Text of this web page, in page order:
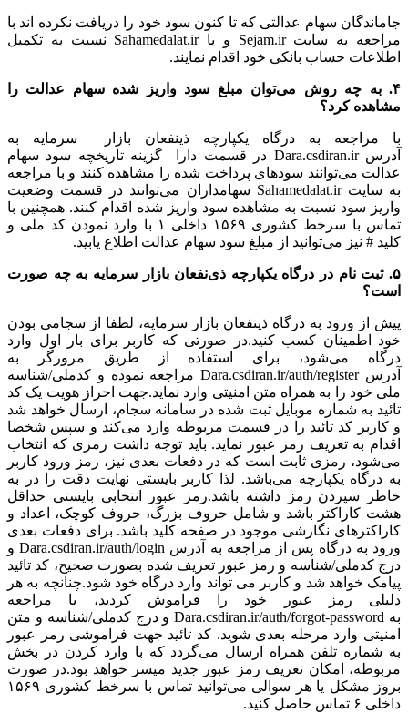
جاماندگان سهام عدالتی که تا کنون سود خود را دریافت نکرده اند با
مراجعه به سایت Sejam.ir و یا Sahamedalat.ir نسبت به تکمیل
اطلاعات حساب بانکی خود اقدام نمایند.
۴. به چه روش می‌توان مبلغ سود واریز شده سهام عدالت را
مشاهده کرد؟
با مراجعه به درگاه یکپارچه ذینفعان بازار سرمایه به
آدرس Dara.csdiran.ir در قسمت دارا گزینه تاریخچه سود سهام
عدالت می‌توانند سودهای پرداخت شده را مشاهده کنند و با مراجعه
به سایت Sahamedalat.ir سهامداران می‌توانند در قسمت وضعیت
واریز سود نسبت به مشاهده سود واریز شده اقدام کنند. همچنین با
تماس با سرخط کشوری ۱۵۶۹ داخلی ۱ با وارد نمودن کد ملی و
کلید # نیز می‌توانید از مبلغ سود سهام عدالت اطلاع یابید.
۵. ثبت نام در درگاه یکپارچه ذی‌نفعان بازار سرمایه به چه صورت
است؟
پیش از ورود به درگاه ذینفعان بازار سرمایه، لطفا از سجامی بودن
خود اطمینان کسب کنید.در صورتی که کاربر برای بار اول وارد
درگاه می‌شود، برای استفاده از طریق مرورگر به
آدرس Dara.csdiran.ir/auth/register مراجعه نموده و کدملی/شناسه
ملی خود را به همراه متن امنیتی وارد نماید.جهت احراز هویت یک کد
تائید به شماره موبایل ثبت شده در سامانه سجام، ارسال خواهد شد
و کاربر کد تائید را در قسمت مربوطه وارد می‌کند و سپس شخصا
اقدام به تعریف رمز عبور نماید. باید توجه داشت رمزی که انتخاب
می‌شود، رمزی ثابت است که در دفعات بعدی نیز، رمز ورود کاربر
به درگاه یکپارچه می‌باشد. لذا کاربر بایستی نهایت دقت را در به
خاطر سپردن رمز داشته باشد.رمز عبور انتخابی بایستی حداقل
هشت کاراکتر باشد و شامل حروف بزرگ، حروف کوچک، اعداد و
کاراکترهای نگارشی موجود در صفحه کلید باشد. برای دفعات بعدی
ورود به درگاه پس از مراجعه به آدرس Dara.csdiran.ir/auth/login و
درج کدملی/شناسه و رمز عبور تعریف شده بصورت صحیح، کد تائید
پیامک خواهد شد و کاربر می تواند وارد درگاه خود شود.چنانچه به هر
دلیلی رمز عبور خود را فراموش کردید، با مراجعه
به Dara.csdiran.ir/auth/forgot-password و درج کدملی/شناسه و متن
امنیتی وارد مرحله بعدی شوید. کد تائید جهت فراموشی رمز عبور
به شماره تلفن همراه ارسال می‌گردد که با وارد کردن در بخش
مربوطه، امکان تعریف رمز عبور جدید میسر خواهد بود.در صورت
بروز مشکل یا هر سوالی می‌توانید تماس با سرخط کشوری ۱۵۶۹
داخلی ۶ تماس حاصل کنید.